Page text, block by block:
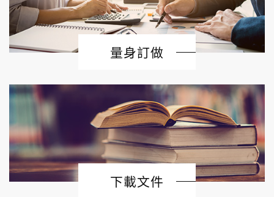
量身訂做
下載文件